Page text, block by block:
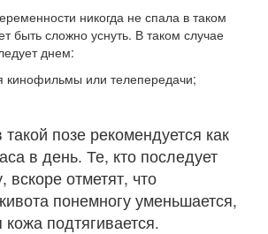
никогда не спала в таком
быть сложно уснуть. В таком случае
днем:
кинофильмы или телепередачи;
позе рекомендуется как
в день. Те, кто последует
вскоре отметят, что
понемногу уменьшается,
подтягивается.